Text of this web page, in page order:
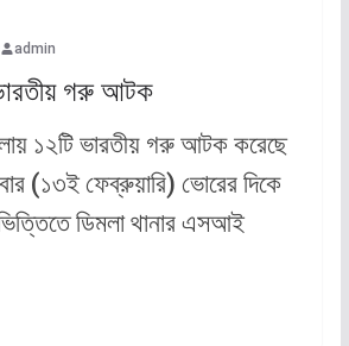
admin
গরু আটক
১২টি ভারতীয় গরু আটক করেছে
(১৩ই ফেব্রুয়ারি) ভোরের দিকে
ডিমলা থানার এসআই